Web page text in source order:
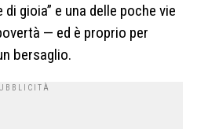
gioia” e una delle poche vie
— ed è proprio per
bersaglio.